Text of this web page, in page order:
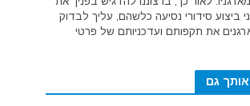
ביצוע סידורי נסיעה כלשהם, עליך לבדוק
את תקפותם ועדכניותם של פרטי
אותך גם